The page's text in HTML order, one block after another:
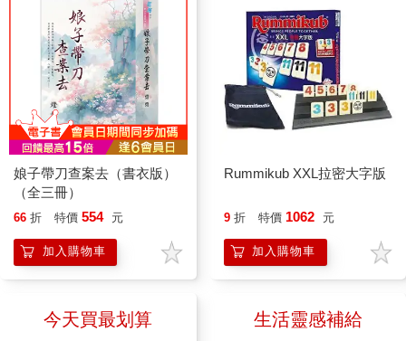
出。陳榮強在《猴杯》的導讀中
探討了張貴興的作品對於「全球
南方」的意義。這表示張貴興的
小說能被放在更大的全球框架下
來看，能與其他區域的文學與文
化產生關連與對話，也能為普世
議題提供一個眺望的角度。如今
張貴興把台北寫進了
的文字中重新感受台北，也把台
灣放到了一個能與更大的世界產
生聯繫的文學格局中。
所處的兩個世界。 暴龍「國
王」原本生活的恐龍世界，由
CAN 以細膩而富有張力的水彩
筆觸描繪；鱷魚「抖抖」生活的
世界，則由江口憲子以手工拼貼
的方式創作。她先以親手雕刻的
橡皮章和壓克力顏料為紙張上
色，再將紙張逐一剪裁、拼貼，
兩種不同的媒材與畫風，不僅清
楚區隔出角色所處的世界，也呼
應了彼此迥然相異的性格與生命
相當少見，為故事增添了鮮明的
視覺層次與閱讀趣味。 本書
結果他還是可以因為掃地這樣的
事氣成那樣。我讀到這裡總是會
忍不住笑出來，他分享的那些忿
忿不平全是我經歷過的，甚至常
常跨不出去的。 另外，讓我
覺得驚喜的收穫，是〈茶席〉這
一篇。「清空杯子」這個故事，
我從各種書中讀到不下百遍了
的世界觀認為，人生的種種難題
覺得只要找到悟道的大師，把所
有的智慧都學起來，困境不就可
的感覺，因為我也是這樣：我一
對最親近的人，願意多花一點心
思去理解與陪伴。 我很喜歡
書中將抽象的情緒素養結合生活
化的小提醒，像是「重視早晨的
問候」、「感到煩躁時，就深呼
吸」，隨時都能輕鬆練習；此
「把吵架當成一個機會」等主
衝突,對正建立人際關係的中高
年級孩子格外實用。 書中搭
配繪者SAKAGAWA Narumi溫暖
童趣的手繪插畫，篇幅精簡、語
氣溫和，適合當作「每日一課」
娘子帶刀查案去（書衣版）
（全三冊）
66 折 特價 554 元
加入購物車
Rummikub XXL拉密大字版
9 折 特價 1062 元
加入購物車
今天買最划算 生活靈感補給